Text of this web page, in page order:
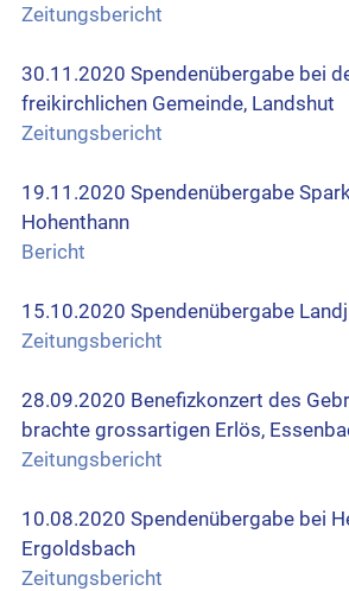
Zeitungsbericht
30.11.2020 Spendenübergabe bei
freikirchlichen Gemeinde, Landshut
Zeitungsbericht
19.11.2020 Spendenübergabe
Hohenthann
Bericht
15.10.2020 Spendenübergabe
Zeitungsbericht
28.09.2020 Benefizkonzert des
brachte grossartigen Erlös,
Zeitungsbericht
10.08.2020 Spendenübergabe bei
Ergoldsbach
Zeitungsbericht